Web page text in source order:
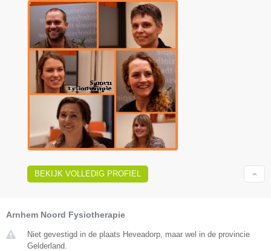
BEKIJK VOLLEDIG PROFIEL
Arnhem Noord Fysiotherapie
Niet gevestigd in de plaats Heveadorp, maar wel in de provincie
Gelderland.